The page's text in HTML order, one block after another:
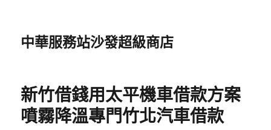
中華服務站沙發超級商店
新竹借錢用太平機車借款方案
噴霧降溫專門竹北汽車借款